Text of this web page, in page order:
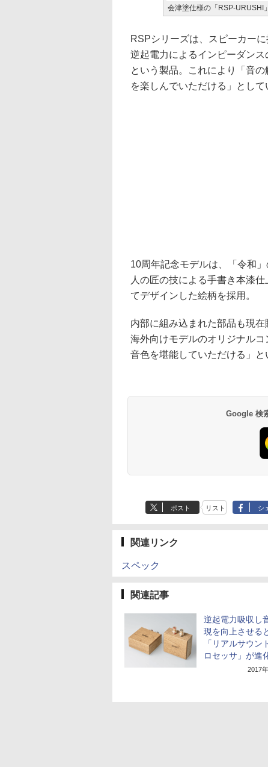
会津塗仕様の「RSP-URUSHI」
RSPシリーズは、スピーカー
逆起電力によるインピーダン
という製品。これにより「音
を楽しんでいただける」として
10周年記念モデルは、「令和
人の匠の技による手書き本漆
てデザインした絵柄を採用。
内部に組み込まれた部品も現
海外向けモデルのオリジナル
音色を堪能していただける」と
Google 検
ポスト リスト シ
関連リンク
スペック
関連記事
逆起電力吸収し
現を向上させる
「リアルサウン
ロセッサ」が進
2017